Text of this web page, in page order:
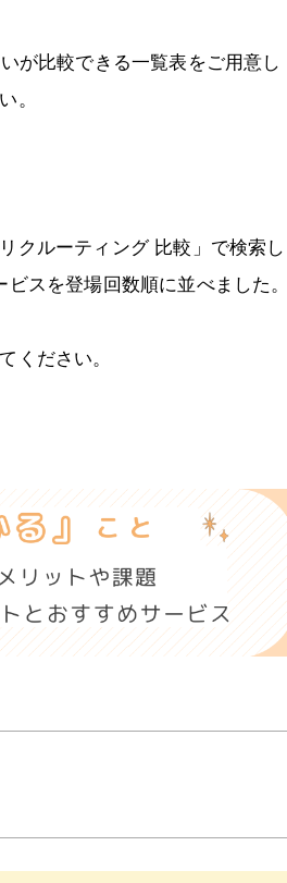
が比較できる一覧表をご用意し
。
クルーティング 比較」で検索し
スを登場回数順に並べました。
ください。